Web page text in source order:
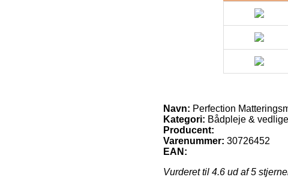
Navn: Perfection
Kategori: Bådpleje &
Producent:
Varenummer: 30726452
EAN:
Vurderet til 4.6 ud af 5